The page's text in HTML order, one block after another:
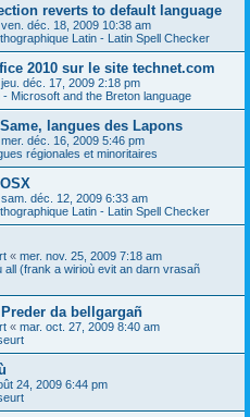
reverts to default language
ven. déc. 18, 2009 10:38 am
Latin - Latin Spell Checker
2010 sur le site technet.com
jeu. déc. 17, 2009 2:18 pm
Microsoft and the Breton language
langues des Lapons
mer. déc. 16, 2009 5:46 pm
régionales et minoritaires
sam. déc. 12, 2009 6:33 am
Latin - Latin Spell Checker
« mer. nov. 25, 2009 7:18 am
all (frank a wirioù evit an darn vrasañ
da bellgargañ
« mar. oct. 27, 2009 8:40 am
24, 2009 6:44 pm